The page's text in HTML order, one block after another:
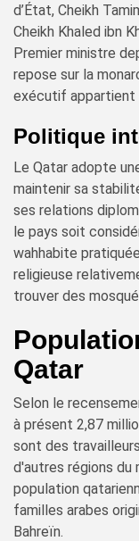
d’État, Cheikh
Cheikh Khaled ibn
Premier ministre
repose sur la
exécutif appartient
Politique
Le Qatar adopte
maintenir sa
ses relations
le pays soit
wahhabite
religieuse
trouver des
Qatar
Selon le
à présent 2,87
sont des
d'autres régions du
population
familles arabes
Bahreïn.